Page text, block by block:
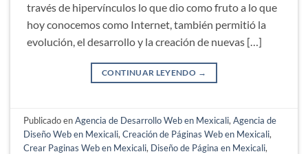
través de hipervínculos lo que dio como fruto a lo que
hoy conocemos como Internet, también permitió la
evolución, el desarrollo y la creación de nuevas […]
CONTINUAR LEYENDO →
Publicado enAgencia de Desarrollo Web en Mexicali,Agencia de
Diseño Web en Mexicali,Creación de Páginas Web en Mexicali,
Crear Paginas Web en Mexicali, Diseño de Página en Mexicali,